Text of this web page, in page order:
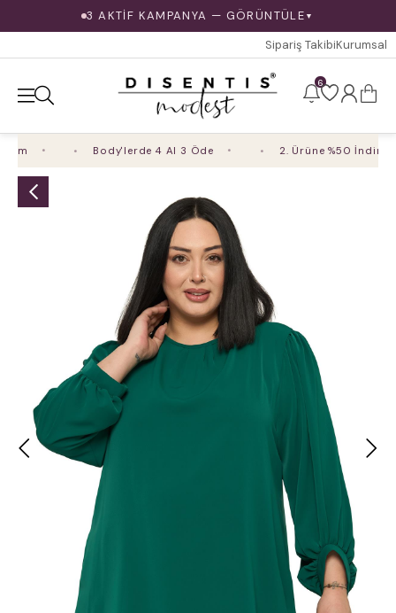
3 AKTİF KAMPANYA — GÖRÜNTÜLE ▼
Sipariş TakibiKurumsal
6
Body'lerde 4 Al 3 Öde 2. Ürüne %50 İndirim